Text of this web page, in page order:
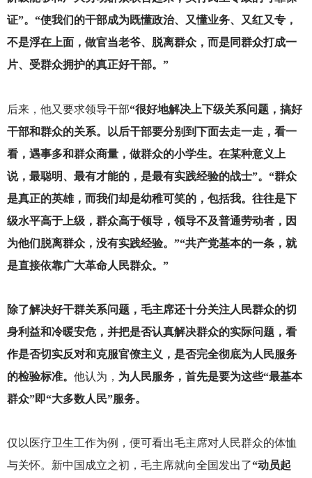
证”。“使我们的干部成为既懂政治、又懂业务、又红又专，
不是浮在上面，做官当老爷、脱离群众，而是同群众打成一
片、受群众拥护的真正好干部。”
后来，他又要求领导干部“很好地解决上下级关系问题，搞好
干部和群众的关系。以后干部要分别到下面去走一走，看一
看，遇事多和群众商量，做群众的小学生。在某种意义上
说，最聪明、最有才能的，是最有实践经验的战士”。“群众
是真正的英雄，而我们却是幼稚可笑的，包括我。往往是下
级水平高于上级，群众高于领导，领导不及普通劳动者，因
为他们脱离群众，没有实践经验。”“共产党基本的一条，就
是直接依靠广大革命人民群众。”
除了解决好干群关系问题，毛主席还十分关注人民群众的切
身利益和冷暖安危，并把是否认真解决群众的实际问题，看
作是否切实反对和克服官僚主义，是否完全彻底为人民服务
的检验标准。 他认为， 为人民服务，首先是要为这些“最基本
群众”即“大多数人民”服务。
仅以医疗卫生工作为例，便可看出毛主席对人民群众的体恤
与关怀。新中国成立之初，毛主席就向全国发出了“动员起